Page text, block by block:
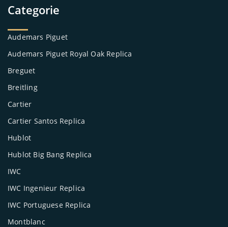
Categorie
Audemars Piguet
Audemars Piguet Royal Oak Replica
Breguet
Breitling
Cartier
Cartier Santos Replica
Hublot
Hublot Big Bang Replica
IWC
IWC Ingenieur Replica
IWC Portuguese Replica
Montblanc